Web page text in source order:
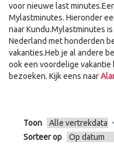
voor nieuwe last
Mylastminutes. Hieronder
naar Kundu.Mylastminutes
Nederland met honderden
vakanties.Heb je al andere
ook een voordelige vakantie
bezoeken. Kijk eens naar
Toon
Sorteer op